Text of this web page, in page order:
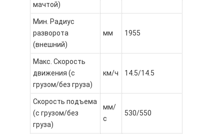
мачтой)
Мин. Радиус
разворота
(внешний)
мм 1955
Макс. Скорость
движения (с
грузом/без груза)
км/ч 14.5/14.5
Скорость подъема
(с грузом/без
груза)
мм/
с
530/550